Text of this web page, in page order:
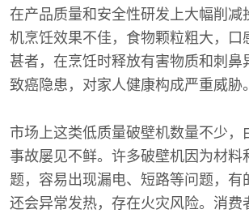
在产品质量和安全性研发上大幅削减
机烹饪效果不佳，食物颗粒粗大，口
甚者，在烹饪时释放有害物质和刺鼻
致癌隐患，对家人健康构成严重威胁。
市场上这类低质量破壁机数量不少，
事故屡见不鲜。许多破壁机因为材料
题，容易出现漏电、短路等问题，有
还会异常发热，存在火灾风险。消费